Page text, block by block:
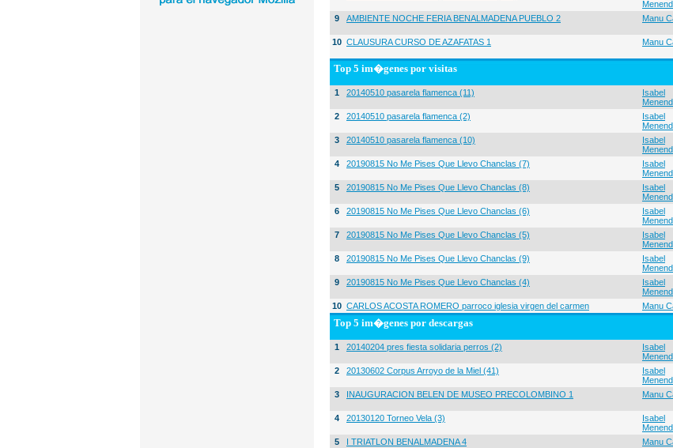
9 AMBIENTE NOCHE FERIA BENALMADENA PUEBLO 2 Manu
10 CLAUSURA CURSO DE AZAFATAS 1 Manu
Top 5 im�genes por visitas
1 20140510 pasarela flamenca (11)
Isabel
2 20140510 pasarela flamenca (2)
Isabel
3 20140510 pasarela flamenca (10)
Isabel
4 20190815 No Me Pises Que Llevo Chanclas (7)
Isabel
5 20190815 No Me Pises Que Llevo Chanclas (8)
Isabel
6 20190815 No Me Pises Que Llevo Chanclas (6)
Isabel
7 20190815 No Me Pises Que Llevo Chanclas (5)
Isabel
8 20190815 No Me Pises Que Llevo Chanclas (9)
Isabel
9 20190815 No Me Pises Que Llevo Chanclas (4)
Isabel
10 CARLOS ACOSTA ROMERO parroco iglesia virgen del carmen Manu
Top 5 im�genes por descargas
1 20140204 pres fiesta solidaria perros (2)
Isabel
2 20130602 Corpus Arroyo de la Miel (41)
Isabel
3 INAUGURACION BELEN DE MUSEO PRECOLOMBINO 1 Manu
4 20130120 Torneo Vela (3)
Isabel
5 I TRIATLON BENALMADENA 4 Manu